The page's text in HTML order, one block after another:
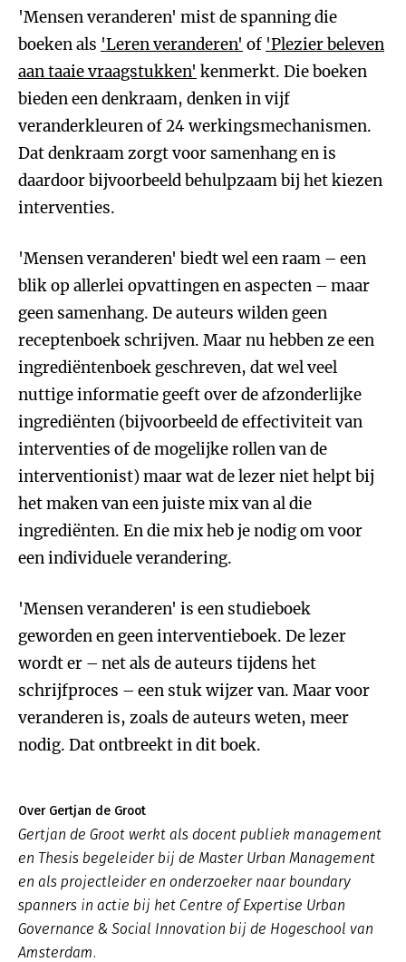
'Mensen veranderen' mist de spanning die
boeken als 'Leren veranderen' of 'Plezier beleven
aan taaie vraagstukken' kenmerkt. Die boeken
bieden een denkraam, denken in vijf
veranderkleuren of 24 werkingsmechanismen.
Dat denkraam zorgt voor samenhang en is
daardoor bijvoorbeeld behulpzaam bij het kiezen
interventies.
'Mensen veranderen' biedt wel een raam – een
blik op allerlei opvattingen en aspecten – maar
geen samenhang. De auteurs wilden geen
receptenboek schrijven. Maar nu hebben ze een
ingrediëntenboek geschreven, dat wel veel
nuttige informatie geeft over de afzonderlijke
ingrediënten (bijvoorbeeld de effectiviteit van
interventies of de mogelijke rollen van de
interventionist) maar wat de lezer niet helpt bij
het maken van een juiste mix van al die
ingrediënten. En die mix heb je nodig om voor
een individuele verandering.
'Mensen veranderen' is een studieboek
geworden en geen interventieboek. De lezer
wordt er – net als de auteurs tijdens het
schrijfproces – een stuk wijzer van. Maar voor
veranderen is, zoals de auteurs weten, meer
nodig. Dat ontbreekt in dit boek.
Over Gertjan de Groot
Gertjan de Groot werkt als docent publiek management
en Thesis begeleider bij de Master Urban Management
en als projectleider en onderzoeker naar boundary
spanners in actie bij het Centre of Expertise Urban
Governance & Social Innovation bij de Hogeschool van
Amsterdam.